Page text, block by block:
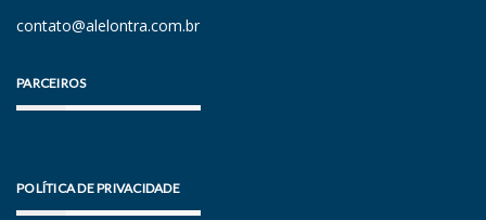
contato@alelontra.com.br
PARCEIROS
POLÍTICA DE PRIVACIDADE